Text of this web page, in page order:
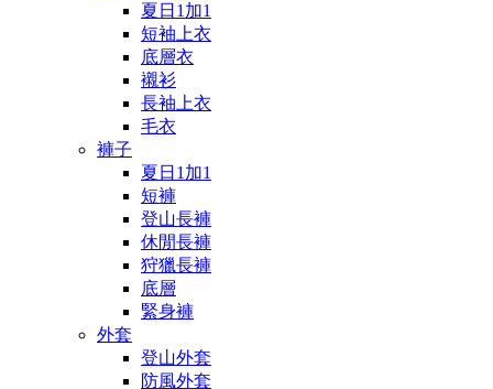
夏日1加1
短袖上衣
底層衣
襯衫
長袖上衣
毛衣
褲子
夏日1加1
短褲
登山長褲
休閒長褲
狩獵長褲
底層
緊身褲
外套
登山外套
防風外套